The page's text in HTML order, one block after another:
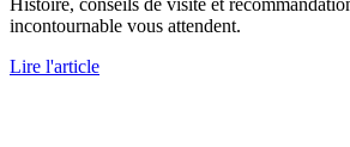
incontournable vous attendent.
Lire l'article